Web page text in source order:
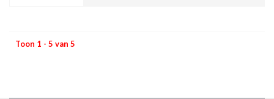
Toon 1 - 5 van 5